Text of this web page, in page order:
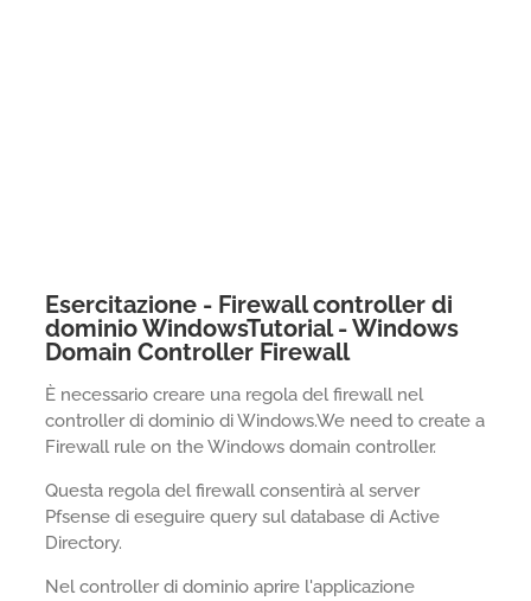
Esercitazione - Firewall controller di
dominio WindowsTutorial - Windows
Domain Controller Firewall
È necessario creare una regola del firewall nel
controller di dominio di Windows.We need to create a
Firewall rule on the Windows domain controller.
Questa regola del firewall consentirà al server
Pfsense di eseguire query sul database di Active
Directory.
Nel controller di dominio aprire l'applicazione